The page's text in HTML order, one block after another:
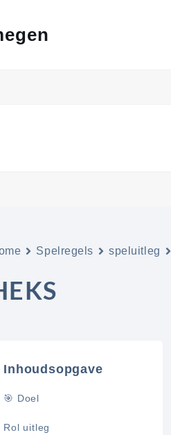
Spelregels speluitleg
Inhoudsopgave
🎯 Doel
Rol uitleg